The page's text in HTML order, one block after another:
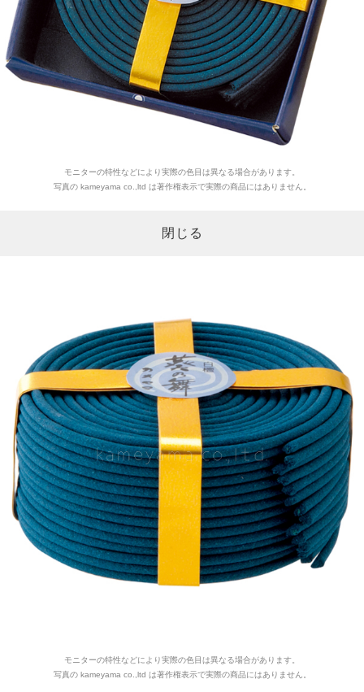
モニターの特性などにより実際の色目は異なる場合があります。
写真の kameyama co.,ltd は著作権表示で実際の商品にはありません。
閉じる
モニターの特性などにより実際の色目は異なる場合があります。
写真の kameyama co.,ltd は著作権表示で実際の商品にはありません。